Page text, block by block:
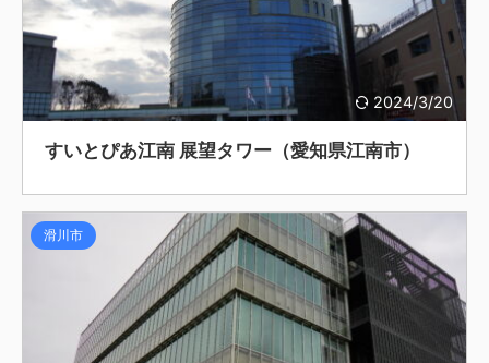
2024/3/20
すいとぴあ江南 展望タワー（愛知県江南市）
滑川市